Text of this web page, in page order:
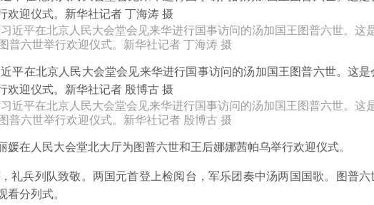
近平在北京人民大会堂会见来华进行国事访问的汤加国王图普六世。这
普六世举行欢迎仪式。新华社记者 丁海涛 摄
近平在北京人民大会堂会见来华进行国事访问的汤加国王图普六世。这
普六世举行欢迎仪式。新华社记者 殷博古 摄
在人民大会堂北大厅为图普六世和王后娜娜茜帕乌举行欢迎仪式。
兵列队致敬。两国元首登上检阅台，军乐团奏中汤两国国歌。图普六
分列式。